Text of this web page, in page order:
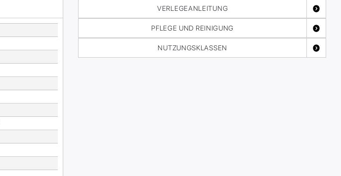
VERLEGEANLEITUNG
PFLEGE UND REINIGUNG
NUTZUNGSKLASSEN